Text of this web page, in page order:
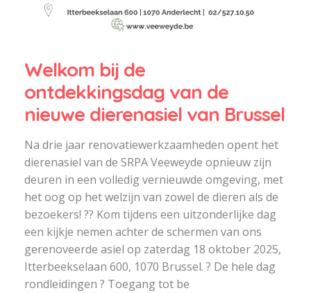
Welkom bij de
ontdekkingsdag van de
nieuwe dierenasiel van Brussel
Na drie jaar renovatiewerkzaamheden opent het
dierenasiel van de SRPA Veeweyde opnieuw zijn
deuren in een volledig vernieuwde omgeving, met
het oog op het welzijn van zowel de dieren als de
bezoekers! ?? Kom tijdens een uitzonderlijke dag
een kijkje nemen achter de schermen van ons
gerenoveerde asiel op zaterdag 18 oktober 2025,
Itterbeekselaan 600, 1070 Brussel. ? De hele dag
rondleidingen ? Toegang tot be